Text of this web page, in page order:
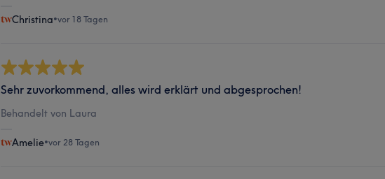
Christina•vor 18 Tagen
Sehr zuvorkommend, alles wird erklärt und abgesprochen!
Behandelt von Laura
Amelie•vor 28 Tagen